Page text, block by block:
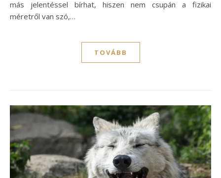
más jelentéssel bírhat, hiszen nem csupán a fizikai
méretről van szó,…
TOVÁBB